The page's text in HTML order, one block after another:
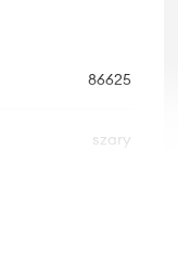
86625
szary